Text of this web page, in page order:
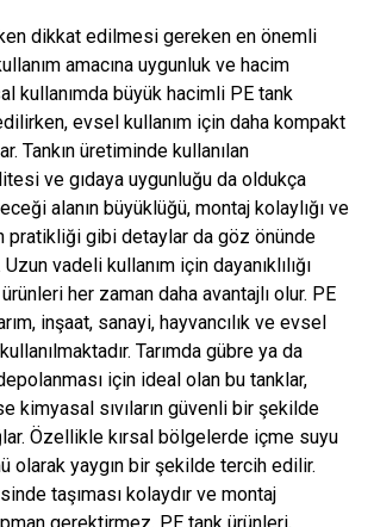
dikkat edilmesi gereken en önemli
amacına uygunluk ve hacim
kullanımda büyük hacimli PE tank
evsel kullanım için daha kompakt
Tankın üretiminde kullanılan
ve gıdaya uygunluğu da oldukça
alanın büyüklüğü, montaj kolaylığı ve
pratikliği gibi detaylar da göz önünde
Uzun vadeli kullanım için dayanıklılığı
ürünleri her zaman daha avantajlı olur. PE
inşaat, sanayi, hayvancılık ve evsel
Tarımda gübre ya da
için ideal olan bu tanklar,
kimyasal sıvıların güvenli bir şekilde
Özellikle kırsal bölgelerde içme suyu
olarak yaygın bir şekilde tercih edilir.
taşıması kolaydır ve montaj